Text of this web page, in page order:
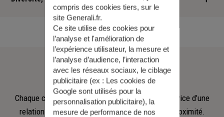
services que nous vous proposons.
Nous faisons de la diversité, de l'équité et de l'inclusion un
engagement quotidien.
Notreéquipe
Chaque collaborateur met son savoir‑faire au service d’une
relation fondée sur l’écoute, la confiance et la proximité.
compris des cookies tiers, sur le
site Generali.fr.
Ce site utilise des cookies pour
l’analyse et l'amélioration de
l’expérience utilisateur, la mesure et
l’analyse d’audience, l’interaction
avec les réseaux sociaux, le ciblage
publicitaire (ex : Les cookies de
Google sont utilisés pour la
personnalisation publicitaire), la
mesure de performance de nos